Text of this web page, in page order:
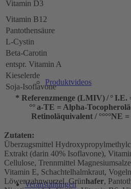
Produktvideos
Veranstaltungen
Vitamin D3
Vitamin B12
Pantothensäure
L-Cystin
Beta-Carotin
entspr. Vitamin A
Kieselerde
Soja-Isoflavone
* Referenzmenge (LMIV) / °
°° a-TE = Alpha-
Retinoläquivalent / °°°°NE
Zutaten:
Überzugsmittel
Extrakt (darin 40% Isoflavone),
Cellulose, Trennmittel
Vitamin E, Schachtelhalmkraut,
Löwenzahnwurzel, Grünhafer,